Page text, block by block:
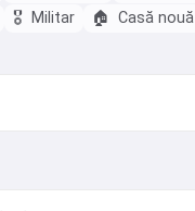
🎖️ Militar 🏠 Casă nouă